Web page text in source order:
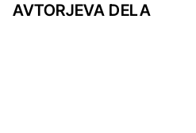
AVTORJEVA DELA